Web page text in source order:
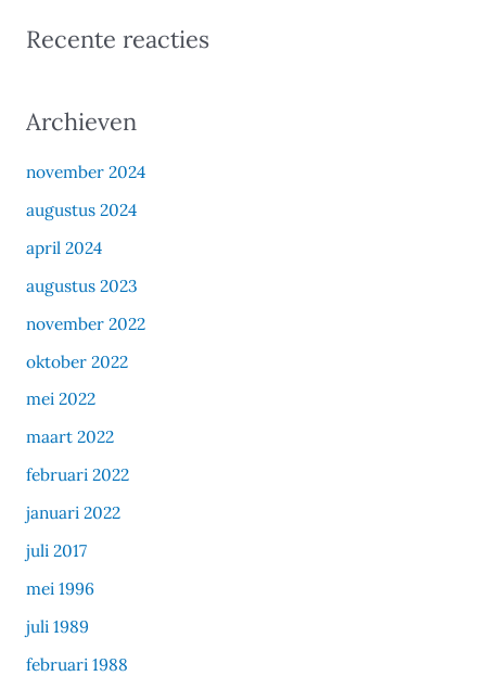
Recente reacties
Archieven
november 2024
augustus 2024
april 2024
augustus 2023
november 2022
oktober 2022
mei 2022
maart 2022
februari 2022
januari 2022
juli 2017
mei 1996
juli 1989
februari 1988